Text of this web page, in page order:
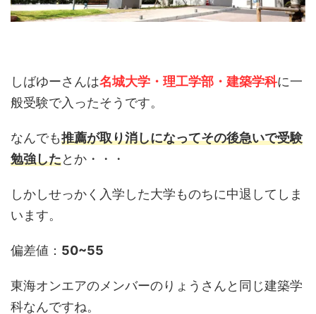
しばゆーさんは名城大学・理工学部・建築学科に一
般受験で入ったそうです。
なんでも推薦が取り消しになってその後急いで受験
勉強したとか・・・
しかしせっかく入学した大学ものちに中退してしま
います。
偏差値： 50~55
東海オンエアのメンバーのりょうさんと同じ建築学
科なんですね。